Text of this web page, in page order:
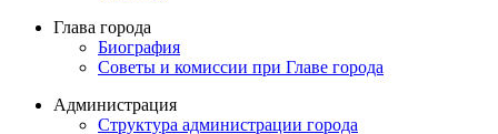
Глава города
Биография
Советы и комиссии при Главе города
Администрация
Структура администрации города